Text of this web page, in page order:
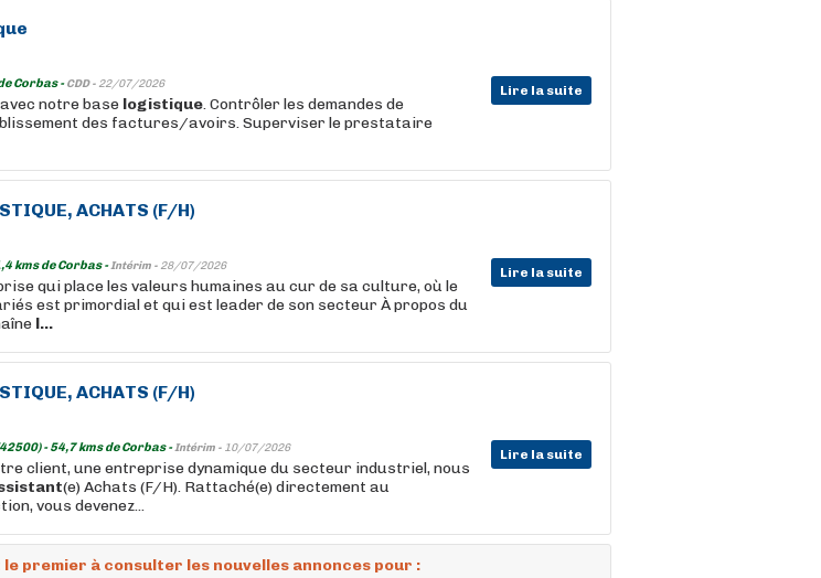
Corbas -CDD - 22/07/2026 Lire la suite
notre base logistique. Contrôler les demandes de
des factures/avoirs. Superviser le prestataire
, ACHATS (F/H)
kms de Corbas -Intérim - 28/07/2026 Lire la suite
qui place les valeurs humaines au cur de sa culture, où le
est primordial et qui est leader de son secteur À propos du
l...
, ACHATS (F/H)
- 54,7 kms de Corbas -Intérim - 10/07/2026 Lire la suite
client, une entreprise dynamique du secteur industriel, nous
(e) Achats (F/H). Rattaché(e) directement au
vous devenez...
le premier à consulter les nouvelles annonces pour :